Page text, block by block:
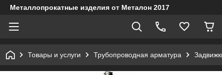
Металлопрокатные изделия от Металон 2017
Товары и услуги Трубопроводная арматура